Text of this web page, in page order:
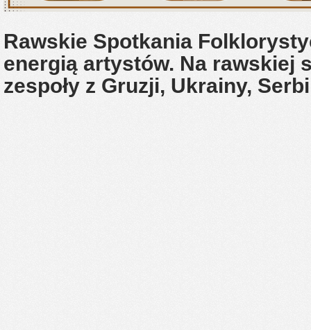
Rawskie Spotkania
energią artystów. Na rawskiej
zespoły z Gruzji, Ukrainy,